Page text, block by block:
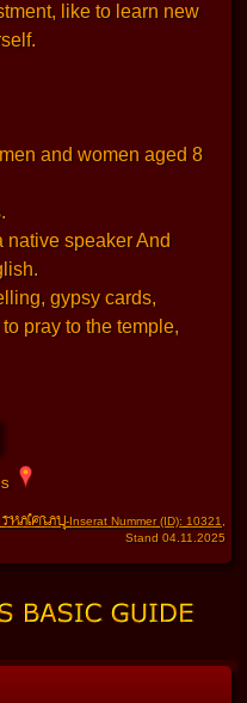
like to learn new
and women aged 8
native speaker And
gypsy cards,
pray to the temple,
THAIFRAU-Inserat Nummer (ID): 10321
Stand 04.11.2025